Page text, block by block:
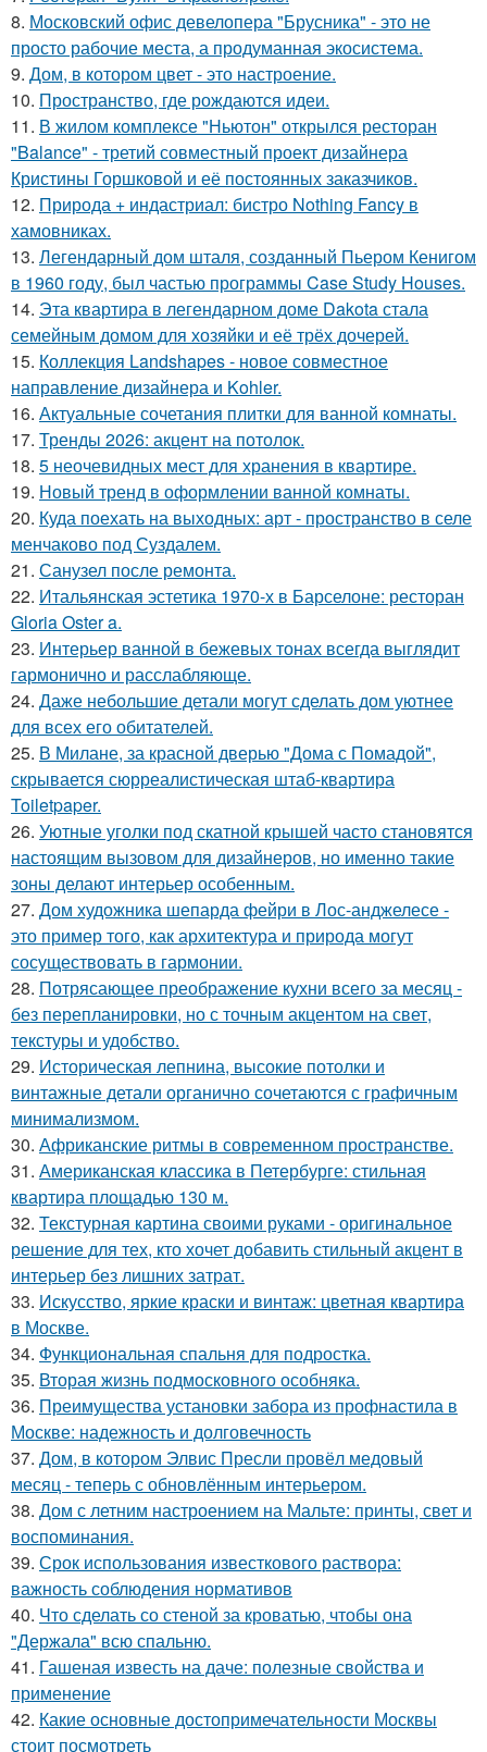
8. Московский офис девелопера "Брусника" - это не
просто рабочие места, а продуманная экосистема.
9. Дом, в котором цвет - это настроение.
10. Пространство, где рождаются идеи.
11. В жилом комплексе "Ньютон" открылся ресторан
"Balance" - третий совместный проект дизайнера
Кристины Горшковой и её постоянных заказчиков.
12. Природа + индастриал: бистро Nothing Fancy в
хамовниках.
13. Легендарный дом шталя, созданный Пьером Кенигом
в 1960 году, был частью программы Case Study Houses.
14. Эта квартира в легендарном доме Dakota стала
семейным домом для хозяйки и её трёх дочерей.
15. Коллекция Landshapes - новое совместное
направление дизайнера и Kohler.
16. Актуальные сочетания плитки для ванной комнаты.
17. Тренды 2026: акцент на потолок.
18. 5 неочевидных мест для хранения в квартире.
19. Новый тренд в оформлении ванной комнаты.
20. Куда поехать на выходных: арт - пространство в селе
менчаково под Суздалем.
21. Санузел после ремонта.
22. Итальянская эстетика 1970-х в Барселоне: ресторан
Gloria Oster a.
23. Интерьер ванной в бежевых тонах всегда выглядит
гармонично и расслабляюще.
24. Даже небольшие детали могут сделать дом уютнее
для всех его обитателей.
25. В Милане, за красной дверью "Дома с Помадой",
скрывается сюрреалистическая штаб-квартира
Toiletpaper.
26. Уютные уголки под скатной крышей часто становятся
настоящим вызовом для дизайнеров, но именно такие
зоны делают интерьер особенным.
27. Дом художника шепарда фейри в Лос-анджелесе -
это пример того, как архитектура и природа могут
сосуществовать в гармонии.
28. Потрясающее преображение кухни всего за месяц -
без перепланировки, но с точным акцентом на свет,
текстуры и удобство.
29. Историческая лепнина, высокие потолки и
винтажные детали органично сочетаются с графичным
минимализмом.
30. Африканские ритмы в современном пространстве.
31. Американская классика в Петербурге: стильная
квартира площадью 130 м.
32. Текстурная картина своими руками - оригинальное
решение для тех, кто хочет добавить стильный акцент в
интерьер без лишних затрат.
33. Искусство, яркие краски и винтаж: цветная квартира
в Москве.
34. Функциональная спальня для подростка.
35. Вторая жизнь подмосковного особняка.
36. Преимущества установки забора из профнастила в
Москве: надежность и долговечность
37. Дом, в котором Элвис Пресли провёл медовый
месяц - теперь с обновлённым интерьером.
38. Дом с летним настроением на Мальте: принты, свет и
воспоминания.
39. Срок использования известкового раствора:
важность соблюдения нормативов
40. Что сделать со стеной за кроватью, чтобы она
"Держала" всю спальню.
41. Гашеная известь на даче: полезные свойства и
применение
42. Какие основные достопримечательности Москвы
стоит посмотреть